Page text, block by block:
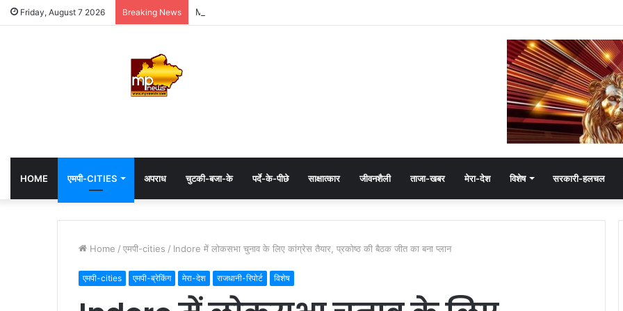
Friday, August 7 2026 Breaking News MP: महाकाल के दरबार में अध्यक्ष हेमंत खंडेलवाल, BJP की मजबूती का मांगा आशीर्वाद
HOME एमपी-CITIES अपराध चुटकी-बजा-के पर्दे-के-पीछे साक्षात्कार जीवनशैली ताजा-खबर मेरा-देश विशेष सरकारी-हलचल
Home / एमपी-cities / Indore में लोकसभा चुनाव के लिए कांग्रेस तैयार, प्रकोष्ठ की बैठक जीत का बना प्लान
एमपी-cities एमपी-ब्रेकिंग मेरा-देश राजधानी-रिपोर्ट विशेष